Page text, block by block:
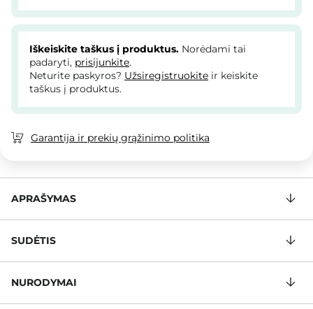
Iškeiskite taškus į produktus. Norėdami tai
padaryti, prisijunkite.
Neturite paskyros? Užsiregistruokite ir keiskite
taškus į produktus.
Garantija ir prekių grąžinimo politika
APRAŠYMAS
SUDĖTIS
NURODYMAI